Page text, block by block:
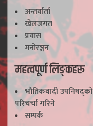
अन्तर्वार्ता
खेलजगत
प्रवास
मनोरञ्जन
महत्वपूर्ण लिङ्कहरू
भाैतिकवादी उपनिषद्काे
परिचर्चा गरिने
सम्पर्क